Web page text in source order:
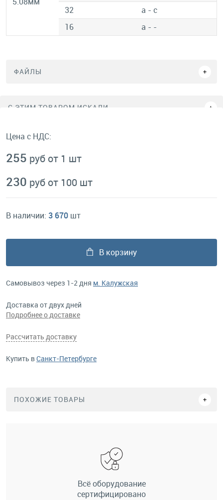
32
a - c
16
a - -
ФАЙЛЫ
C ЭТИМ ТОВАРОМ ИСКАЛИ
Цена с НДС:
255 руб от 1 шт
230 руб от 100 шт
В наличии: 3 670 шт
В корзину
Самовывоз через 1-2 дня м. Калужская
Доставка от двух дней
Подробнее о доставке
Рассчитать доставку
Купить вСанкт-Петербурге
ПОХОЖИЕ ТОВАРЫ
Всё оборудование
сертифицировано